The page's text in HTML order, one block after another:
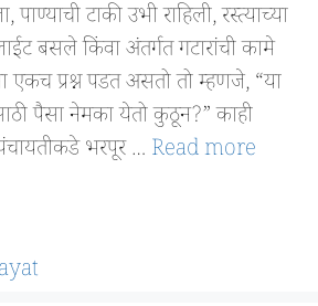
टाकी उभी राहिली, रस्त्याच्या
बसले किंवा अंतर्गत गटारांची कामे
प्रश्न पडत असतो तो म्हणजे, “या
पैसा नेमका येतो कुठून?” काही
भरपूर … Read more